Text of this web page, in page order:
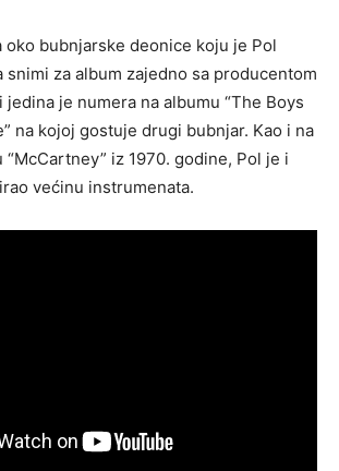
oko bubnjarske deonice koju je Pol
snimi za album zajedno sa producentom
jedina je numera na albumu “The Boys
na kojoj gostuje drugi bubnjar. Kao i na
iz 1970. godine, Pol je i
većinu instrumenata.